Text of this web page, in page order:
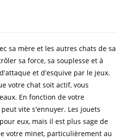
sa mère et les autres chats de sa
sa force, sa souplesse et à
et d'esquive par le jeux.
votre chat soit actif, vous
En fonction de votre
vite s'ennuyer. Les jouets
eux, mais il est plus sage de
votre minet, particulièrement au